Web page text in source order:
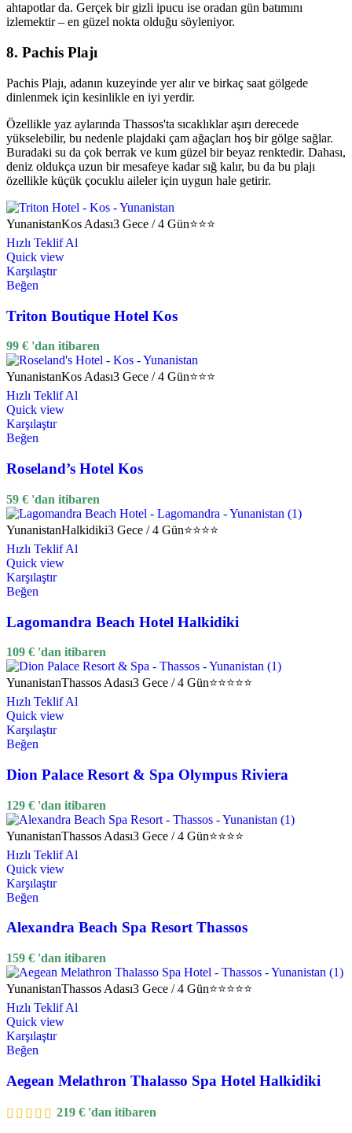
ahtapotlar da. Gerçek bir gizli ipucu ise oradan gün batımını
izlemektir – en güzel nokta olduğu söyleniyor.
8. Pachis Plajı
Pachis Plajı, adanın kuzeyinde yer alır ve birkaç saat gölgede
dinlenmek için kesinlikle en iyi yerdir.
Özellikle yaz aylarında Thassos'ta sıcaklıklar aşırı derecede
yükselebilir, bu nedenle plajdaki çam ağaçları hoş bir gölge sağlar.
Buradaki su da çok berrak ve kum güzel bir beyaz renktedir. Dahası,
deniz oldukça uzun bir mesafeye kadar sığ kalır, bu da bu plajı
özellikle küçük çocuklu aileler için uygun hale getirir.
YunanistanKos Adası3 Gece / 4 Gün⭐⭐⭐
Hızlı Teklif Al
Quick view
Karşılaştır
Beğen
Triton Boutique Hotel Kos
99 € 'dan itibaren
YunanistanKos Adası3 Gece / 4 Gün⭐⭐⭐
Hızlı Teklif Al
Quick view
Karşılaştır
Beğen
Roseland’s Hotel Kos
59 € 'dan itibaren
YunanistanHalkidiki3 Gece / 4 Gün⭐⭐⭐⭐
Hızlı Teklif Al
Quick view
Karşılaştır
Beğen
Lagomandra Beach Hotel Halkidiki
109 € 'dan itibaren
YunanistanThassos Adası3 Gece / 4 Gün⭐⭐⭐⭐⭐
Hızlı Teklif Al
Quick view
Karşılaştır
Beğen
Dion Palace Resort & Spa Olympus Riviera
129 € 'dan itibaren
YunanistanThassos Adası3 Gece / 4 Gün⭐⭐⭐⭐
Hızlı Teklif Al
Quick view
Karşılaştır
Beğen
Alexandra Beach Spa Resort Thassos
159 € 'dan itibaren
YunanistanThassos Adası3 Gece / 4 Gün⭐⭐⭐⭐⭐
Hızlı Teklif Al
Quick view
Karşılaştır
Beğen
Aegean Melathron Thalasso Spa Hotel Halkidiki
219 € 'dan itibaren